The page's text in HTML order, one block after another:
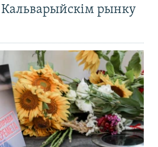
рынку